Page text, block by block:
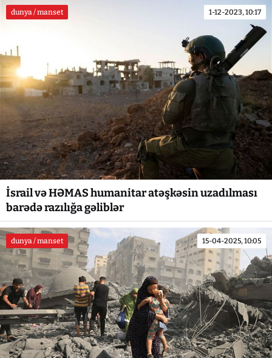
dunya / manset 1-12-2023, 10:17
İsrail və HƏMAS humanitar atəşkəsin uzadılması
barədə razılığa gəliblər
dunya / manset 15-04-2025, 10:05